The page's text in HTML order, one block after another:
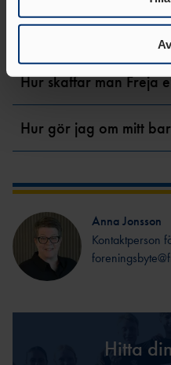
Dessa kan i sin tur
information som du har
samlat in när du har använt
Går det fortfarande
Hur skaffar man Freja
Hur gör jag om mitt
Anna Jonsson
Kontaktperson
Hitta